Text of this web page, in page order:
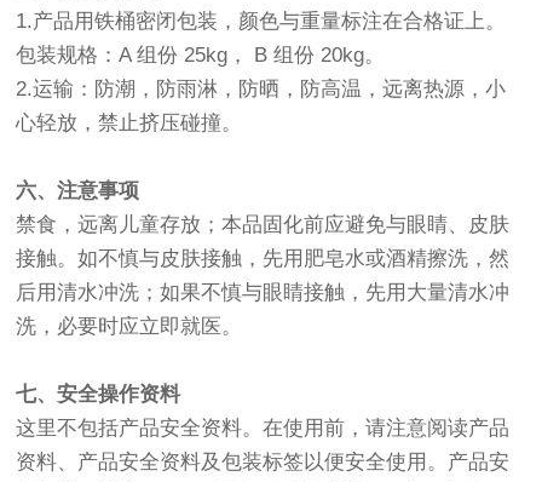
1.产品用铁桶密闭包装，颜色与重量标注在合格证上。
包装规格：A 组份 25kg， B 组份 20kg。
2.运输：防潮，防雨淋，防晒，防高温，远离热源，小
心轻放，禁止挤压碰撞。
六、注意事项
禁食，远离儿童存放；本品固化前应避免与眼睛、皮肤
接触。如不慎与皮肤接触，先用肥皂水或酒精擦洗，然
后用清水冲洗；如果不慎与眼睛接触，先用大量清水冲
洗，必要时应立即就医。
七、安全操作资料
这里不包括产品安全资料。在使用前，请注意阅读产品
资料、产品安全资料及包装标签以便安全使用。产品安